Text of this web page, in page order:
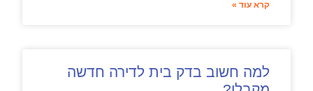
קרא עוד »
למה חשוב בדק בית לדירה חדשה